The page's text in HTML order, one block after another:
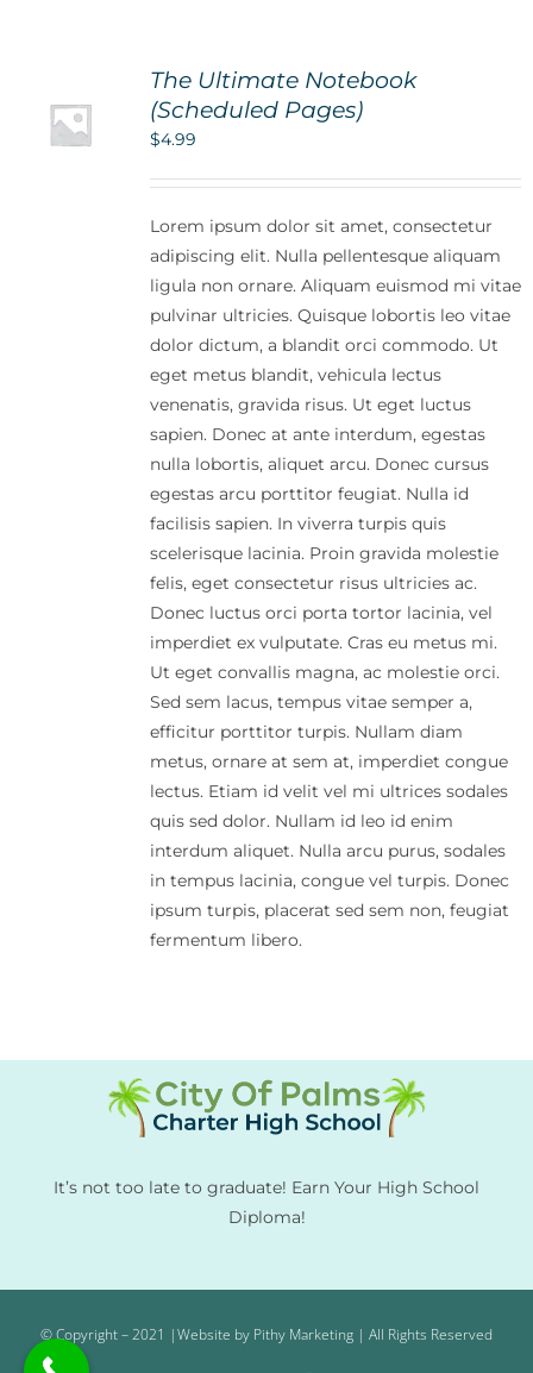
The Ultimate Notebook
(Scheduled Pages)
$4.99
Lorem ipsum dolor sit amet, consectetur
adipiscing elit. Nulla pellentesque aliquam
ligula non ornare. Aliquam euismod mi vitae
pulvinar ultricies. Quisque lobortis leo vitae
dolor dictum, a blandit orci commodo. Ut
eget metus blandit, vehicula lectus
venenatis, gravida risus. Ut eget luctus
sapien. Donec at ante interdum, egestas
nulla lobortis, aliquet arcu. Donec cursus
egestas arcu porttitor feugiat. Nulla id
facilisis sapien. In viverra turpis quis
scelerisque lacinia. Proin gravida molestie
felis, eget consectetur risus ultricies ac.
Donec luctus orci porta tortor lacinia, vel
imperdiet ex vulputate. Cras eu metus mi.
Ut eget convallis magna, ac molestie orci.
Sed sem lacus, tempus vitae semper a,
efficitur porttitor turpis. Nullam diam
metus, ornare at sem at, imperdiet congue
lectus. Etiam id velit vel mi ultrices sodales
quis sed dolor. Nullam id leo id enim
interdum aliquet. Nulla arcu purus, sodales
in tempus lacinia, congue vel turpis. Donec
ipsum turpis, placerat sed sem non, feugiat
fermentum libero.
It’s not too late to graduate! Earn Your High School
Diploma!
© Copyright – 2021 |Website by Pithy Marketing | All Rights Reserved